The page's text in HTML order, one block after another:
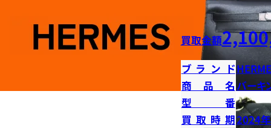
買取金額
ブランド
商品名バーキ
型番
買取時期2024